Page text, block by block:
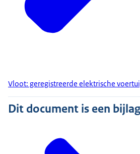
Vloot: geregistreerde elektrische
Dit document is een